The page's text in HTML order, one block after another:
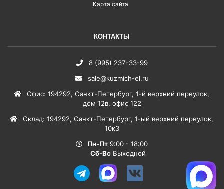
Карта сайта
КОНТАКТЫ
8 (995) 237-33-99
sale@kuzmich-el.ru
Офис: 194292, Санкт-Петербург, 1-й верхний переулок,
дом 12в, офис 122
Склад: 194292, Санкт-Петербург, 1-ый верхний переулок,
10к3
Пн-Пт 9:00 - 18:00
Сб-Вс Выходной